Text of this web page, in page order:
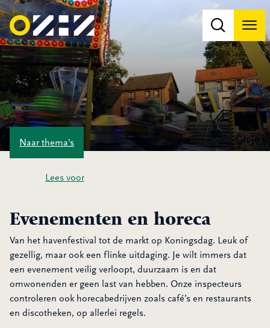
Lees voor
Naarthema's
Evenementen en horeca
Van het havenfestival tot de markt op Koningsdag. Leuk of
gezellig, maar ook een flinke uitdaging. Je wilt immers dat
een evenement veilig verloopt, duurzaam is en dat
omwonenden er geen last van hebben. Onze inspecteurs
controleren ook horecabedrijven zoals café’s en restaurants
en discotheken, op allerlei regels.